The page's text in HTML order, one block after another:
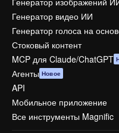
Генератор видео ИИ
Генератор голоса на
Стоковый контент
MCP для Claude/ChatGPT
Агенты Новое
API
Мобильное приложение
Все инструменты Magnific